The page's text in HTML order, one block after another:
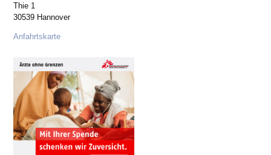
Thie 1
30539 Hannover
Anfahrtskarte